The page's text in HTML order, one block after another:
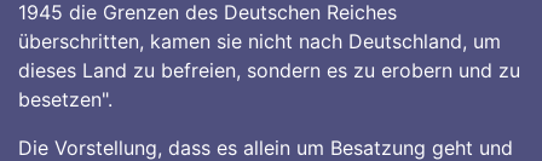
1945 die Grenzen des Deutschen Reiches
überschritten, kamen sie nicht nach Deutschland, um
dieses Land zu befreien, sondern es zu erobern und zu
besetzen".
Die Vorstellung, dass es allein um Besatzung geht und